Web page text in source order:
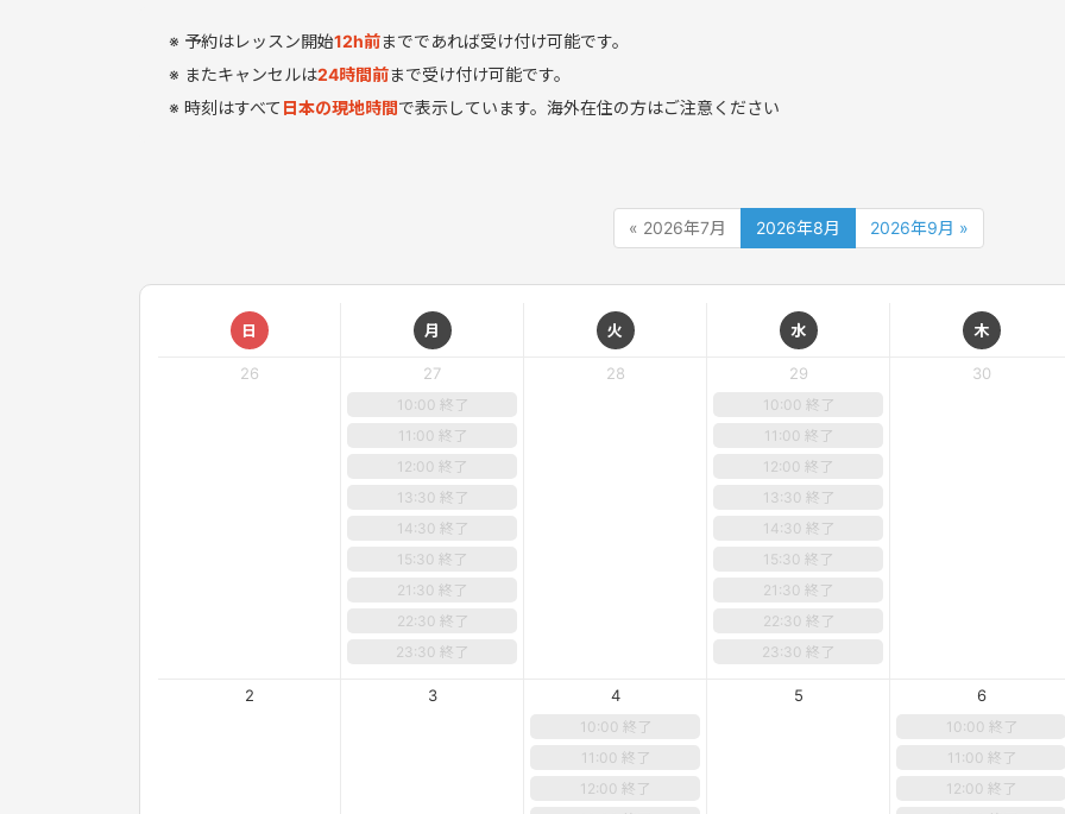
予約はレッスン開始12h前までであれば受け付け可能です。
またキャンセルは24時間前まで受け付け可能です。
時刻はすべて 日本の現地時間で表示しています。海外在住の方はご注意ください
« 2026年7月 2026年8月 2026年9月 »
日 月 火 水 木
26 27
10:00 終了
11:00 終了
12:00 終了
13:30 終了
14:30 終了
15:30 終了
21:30 終了
22:30 終了
23:30 終了
28 29
10:00 終了
11:00 終了
12:00 終了
13:30 終了
14:30 終了
15:30 終了
21:30 終了
22:30 終了
23:30 終了
30
2 3 4
10:00 終了
11:00 終了
12:00 終了
5 6
10:00 終了
11:00 終了
12:00 終了